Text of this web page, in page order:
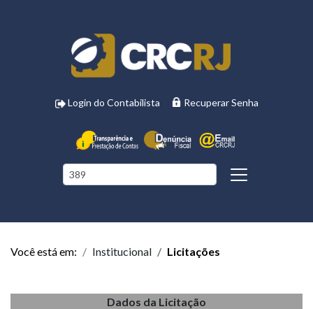
Login do Contabilista Recuperar Senha
Você está em: Institucional Licitações
Dados da Licitação